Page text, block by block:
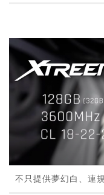
不只提供夢幻白、連